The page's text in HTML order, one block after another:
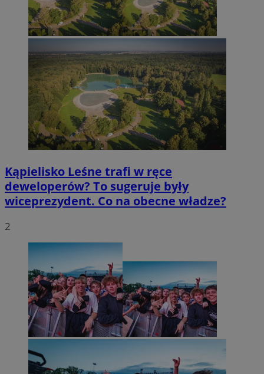
Kąpielisko Leśne trafi w ręce
deweloperów? To sugeruje były
wiceprezydent. Co na obecne władze?
2